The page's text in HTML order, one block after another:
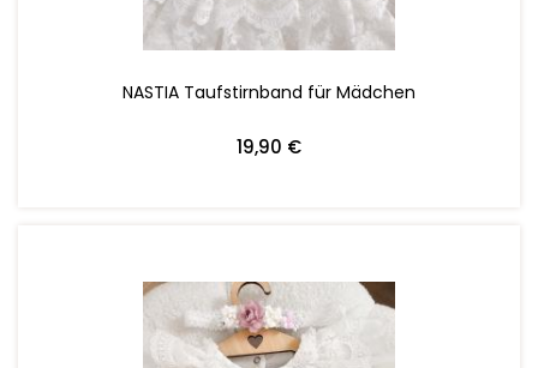
NASTIA Taufstirnband für Mädchen
19,90 €